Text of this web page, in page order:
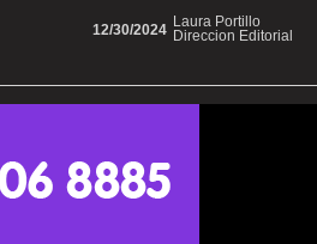
Laura Portillo
Direccion Editorial
12/30/2024